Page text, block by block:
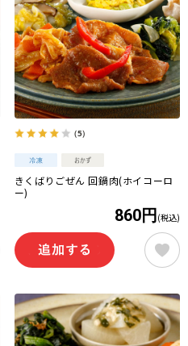
（5）
きくばりごぜん 回鍋肉(ホイコーロ
ー)
860円 (税込)